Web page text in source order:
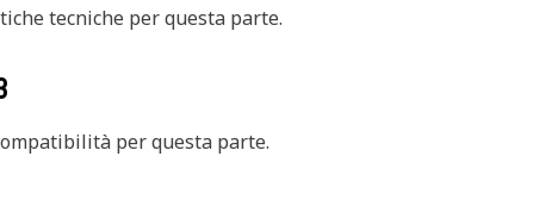
tecniche per questa parte.
per questa parte.